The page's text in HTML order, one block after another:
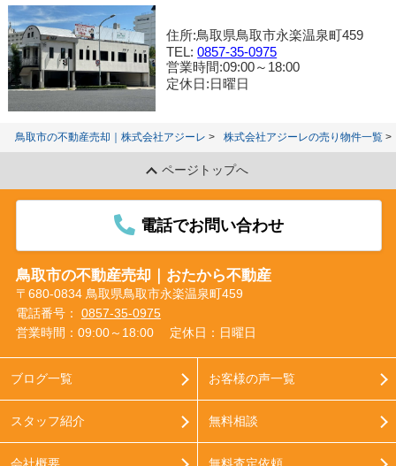
住所:鳥取県鳥取市永楽温泉町459
TEL:0857-35-0975
営業時間:09:00～18:00
定休日:日曜日
鳥取市の不動産売却｜株式会社アジーレ 株式会社アジーレの売り物件一覧
ページトップへ
電話でお問い合わせ
鳥取市の不動産売却｜おたから不動産
〒680-0834 鳥取県鳥取市永楽温泉町459
電話番号： 0857-35-0975
営業時間：09:00～18:00
定休日：日曜日
ブログ一覧
スタッフ紹介
会社概要
お客様の声一覧
無料相談
無料査定依頼